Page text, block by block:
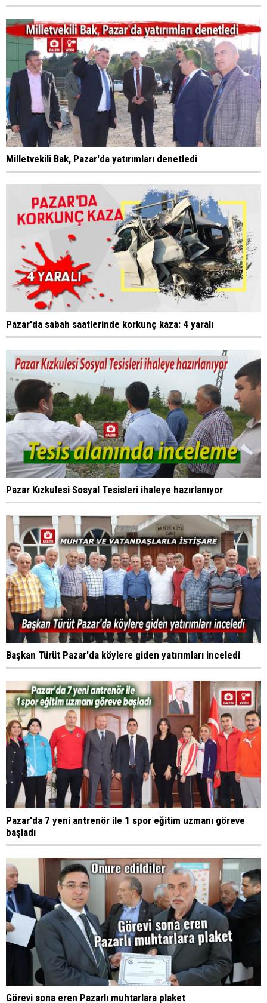
Milletvekili Bak, Pazar'da yatırımları denetledi
Pazar'da sabah saatlerinde korkunç kaza: 4 yaralı
Pazar Kızkulesi Sosyal Tesisleri ihaleye hazırlanıyor
Başkan Türüt Pazar'da köylere giden yatırımları inceledi
Pazar'da 7 yeni antrenör ile 1 spor eğitim uzmanı göreve
başladı
Görevi sona eren Pazarlı muhtarlara plaket